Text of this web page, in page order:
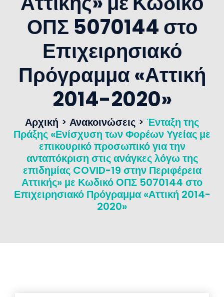
ΟΠΣ 5070144 στο
Επιχειρησιακό
Πρόγραμμα «Αττική
2014-2020»
Αρχική > Ανακοινώσεις > Ένταξη της
Πράξης «Ενίσχυση των Φορέων Υγείας με
επικουρικό προσωπικό για την
ανταπόκριση στις ανάγκες λόγω της
επιδημίας COVID-19 στην Περιφέρεια
Αττικής» με Κωδικό ΟΠΣ 5070144 στο
Επιχειρησιακό Πρόγραμμα «Αττική 2014-
2020»